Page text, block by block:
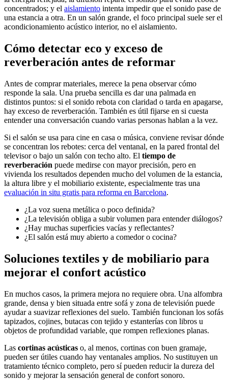
concentrados; y el aislamiento intenta impedir que el sonido pase de
una estancia a otra. En un salón grande, el foco principal suele ser el
acondicionamiento acústico interior, no el aislamiento.
Cómo detectar eco y exceso de
reverberación antes de reformar
Antes de comprar materiales, merece la pena observar cómo
responde la sala. Una prueba sencilla es dar una palmada en
distintos puntos: si el sonido rebota con claridad o tarda en apagarse,
hay exceso de reverberación. También es útil fijarse en si cuesta
entender una conversación cuando varias personas hablan a la vez.
Si el salón se usa para cine en casa o música, conviene revisar dónde
se concentran los rebotes: cerca del ventanal, en la pared frontal del
televisor o bajo un salón con techo alto. El tiempo de
reverberación puede medirse con mayor precisión, pero en
vivienda los resultados dependen mucho del volumen de la estancia,
la altura libre y el mobiliario existente, especialmente tras una
evaluación in situ gratis para reforma en Barcelona.
¿La voz suena metálica o poco definida?
¿La televisión obliga a subir volumen para entender diálogos?
¿Hay muchas superficies vacías y reflectantes?
¿El salón está muy abierto a comedor o cocina?
Soluciones textiles y de mobiliario para
mejorar el confort acústico
En muchos casos, la primera mejora no requiere obra. Una alfombra
grande, densa y bien situada entre sofá y zona de televisión puede
ayudar a suavizar reflexiones del suelo. También funcionan los sofás
tapizados, cojines, butacas con tejido y estanterías con libros u
objetos de profundidad variable, que rompen reflexiones planas.
Las cortinas acústicas o, al menos, cortinas con buen gramaje,
pueden ser útiles cuando hay ventanales amplios. No sustituyen un
tratamiento técnico completo, pero sí pueden reducir la dureza del
sonido y mejorar la sensación general de confort sonoro.